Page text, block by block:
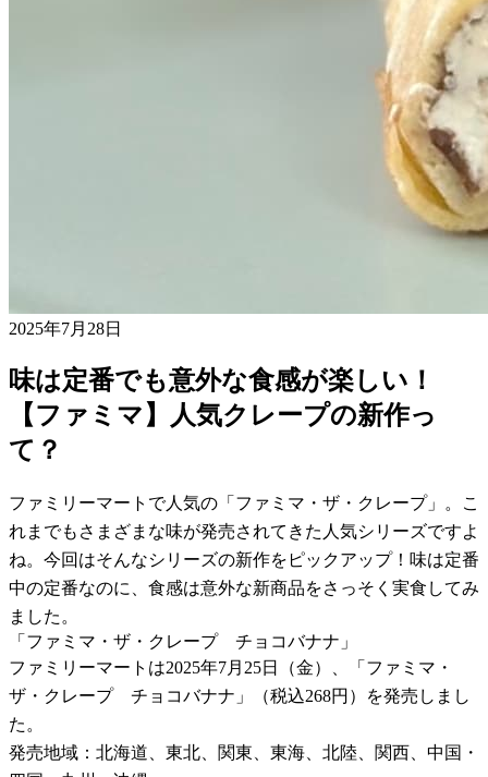
2025年7月28日
味は定番でも意外な食感が楽しい！
【ファミマ】人気クレープの新作っ
て？
ファミリーマートで人気の「ファミマ・ザ・クレープ」。こ
れまでもさまざまな味が発売されてきた人気シリーズですよ
ね。今回はそんなシリーズの新作をピックアップ！味は定番
中の定番なのに、食感は意外な新商品をさっそく実食してみ
ました。
「ファミマ・ザ・クレープ チョコバナナ」
ファミリーマートは2025年7月25日（金）、「ファミマ・
ザ・クレープ チョコバナナ」（税込268円）を発売しまし
た。
発売地域：北海道、東北、関東、東海、北陸、関西、中国・